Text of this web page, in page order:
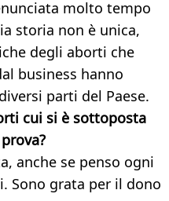
molto tempo
storia non è unica,
degli aborti che
business hanno
parti del Paese.
cui si è sottoposta
anche se penso ogni
Sono grata per il dono